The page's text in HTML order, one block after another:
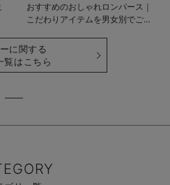
おすすめのおしゃれロンパース｜
こだわりアイテムを男女別でご紹
に関する
覧はこちら